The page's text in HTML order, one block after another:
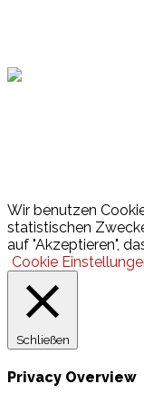
Wir benutzen
statistischen
auf "Akzeptieren",
Cookie
Schließen
Privacy Overview